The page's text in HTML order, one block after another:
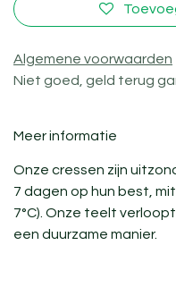
Algemene voorwaarden
Niet goed, geld terug
Meer informatie
Onze cressen zijn
7 dagen op hun best,
7°C). Onze teelt
een duurzame manier.